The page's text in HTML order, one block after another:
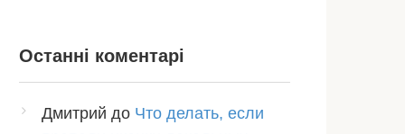
Останні коментарі
Дмитрий до Что делать, если